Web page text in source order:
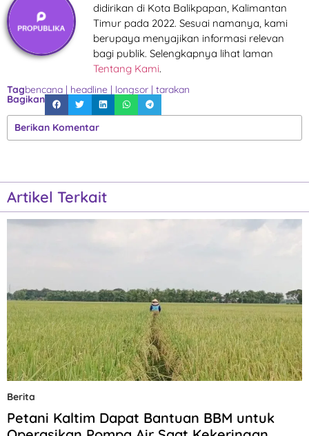
didirikan di Kota Balikpapan, Kalimantan
Timur pada 2022. Sesuai namanya, kami
berupaya menyajikan informasi relevan
bagi publik. Selengkapnya lihat laman
Tentang Kami.
Tagbencana | headline | longsor | tarakan
Bagikan
Berikan Komentar
Artikel Terkait
Berita
Petani Kaltim Dapat Bantuan BBM untuk